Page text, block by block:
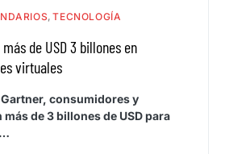
TECNOLOGÍA
de USD 3 billones en
virtuales
consumidores y
de 3 billones de USD para